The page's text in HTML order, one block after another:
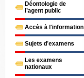
Déontologie de
l’agent public
Accès à l'information
Sujets d'examens
Les examens
nationaux